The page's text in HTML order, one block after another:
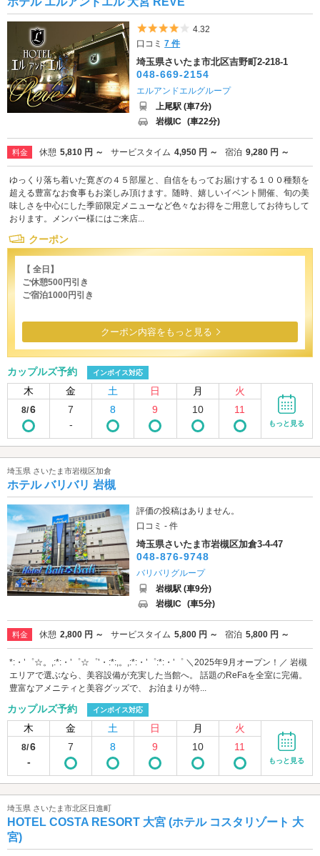
5つ星のうち4
4.32
口コミ7 件
埼玉県さいたま市北区吉野町2-218-1
048-669-2154
エルアンドエルグループ
上尾駅 (車7分)
岩槻IC (車22分)
料金 休憩 5,810 円 ～ サービスタイム 4,950 円 ～ 宿泊 9,280 円 ～
ゆっくり落ち着いた寛ぎの４５部屋と、自信をもってお届けする１００種類を
超える豊富なお食事もお楽しみ頂けます。随時、嬉しいイベント開催、旬の美
味しさを中心にした季節限定メニューなど色々なお得をご用意してお待ちして
おります。メンバー様にはご来店...
クーポン
【 全日】
ご休憩500円引き
ご宿泊1000円引き
クーポン内容をもっと見る
カップルズ予約 インボイス対応
木 金 土 日 月 火
8/6
7
-
8 9 10 11
もっと見る
埼玉県 さいたま市岩槻区加倉
ホテル バリバリ 岩槻
評価の投稿はありません。
口コミ - 件
埼玉県さいたま市岩槻区加倉3-4-47
048-876-9748
バリバリグループ
岩槻駅 (車9分)
岩槻IC (車5分)
料金 休憩 2,800 円 ～ サービスタイム 5,800 円 ～ 宿泊 5,800 円 ～
*:・’゜☆。,:*:・’゜☆゜’・:*:,。,:*:・’゜:*:・’゜ ＼2025年9月オープン！／ 岩槻
エリアで選ぶなら、美容設備が充実した当館へ。 話題のReFaを全室に完備。
豊富なアメニティと美容グッズで、 お泊まりが特...
カップルズ予約 インボイス対応
木 金 土 日 月 火
8/6
-
7 8 9 10 11
もっと見る
埼玉県 さいたま市北区日進町
HOTEL COSTA RESORT 大宮 (ホテル コスタリゾート 大
宮)